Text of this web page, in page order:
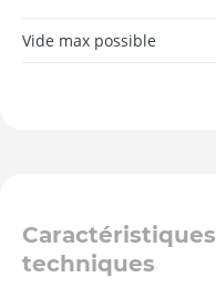
Vide max possible
Caractéristiques
techniques